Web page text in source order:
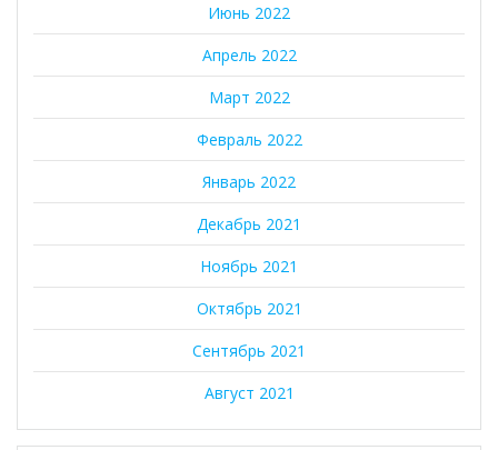
Июнь 2022
Апрель 2022
Март 2022
Февраль 2022
Январь 2022
Декабрь 2021
Ноябрь 2021
Октябрь 2021
Сентябрь 2021
Август 2021